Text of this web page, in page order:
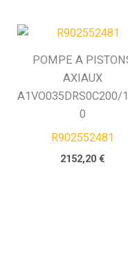
POMPE A
AXIAUX
0
R902552481
2152,20€